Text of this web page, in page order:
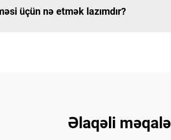
üçün nə etmək lazımdır?
Əlaqəli məqalə